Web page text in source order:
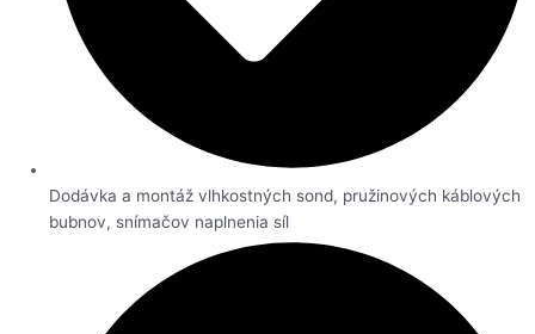
Dodávka a montáž vlhkostných sond, pružinových káblových
bubnov, snímačov naplnenia síl